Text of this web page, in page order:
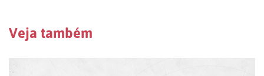
Veja também